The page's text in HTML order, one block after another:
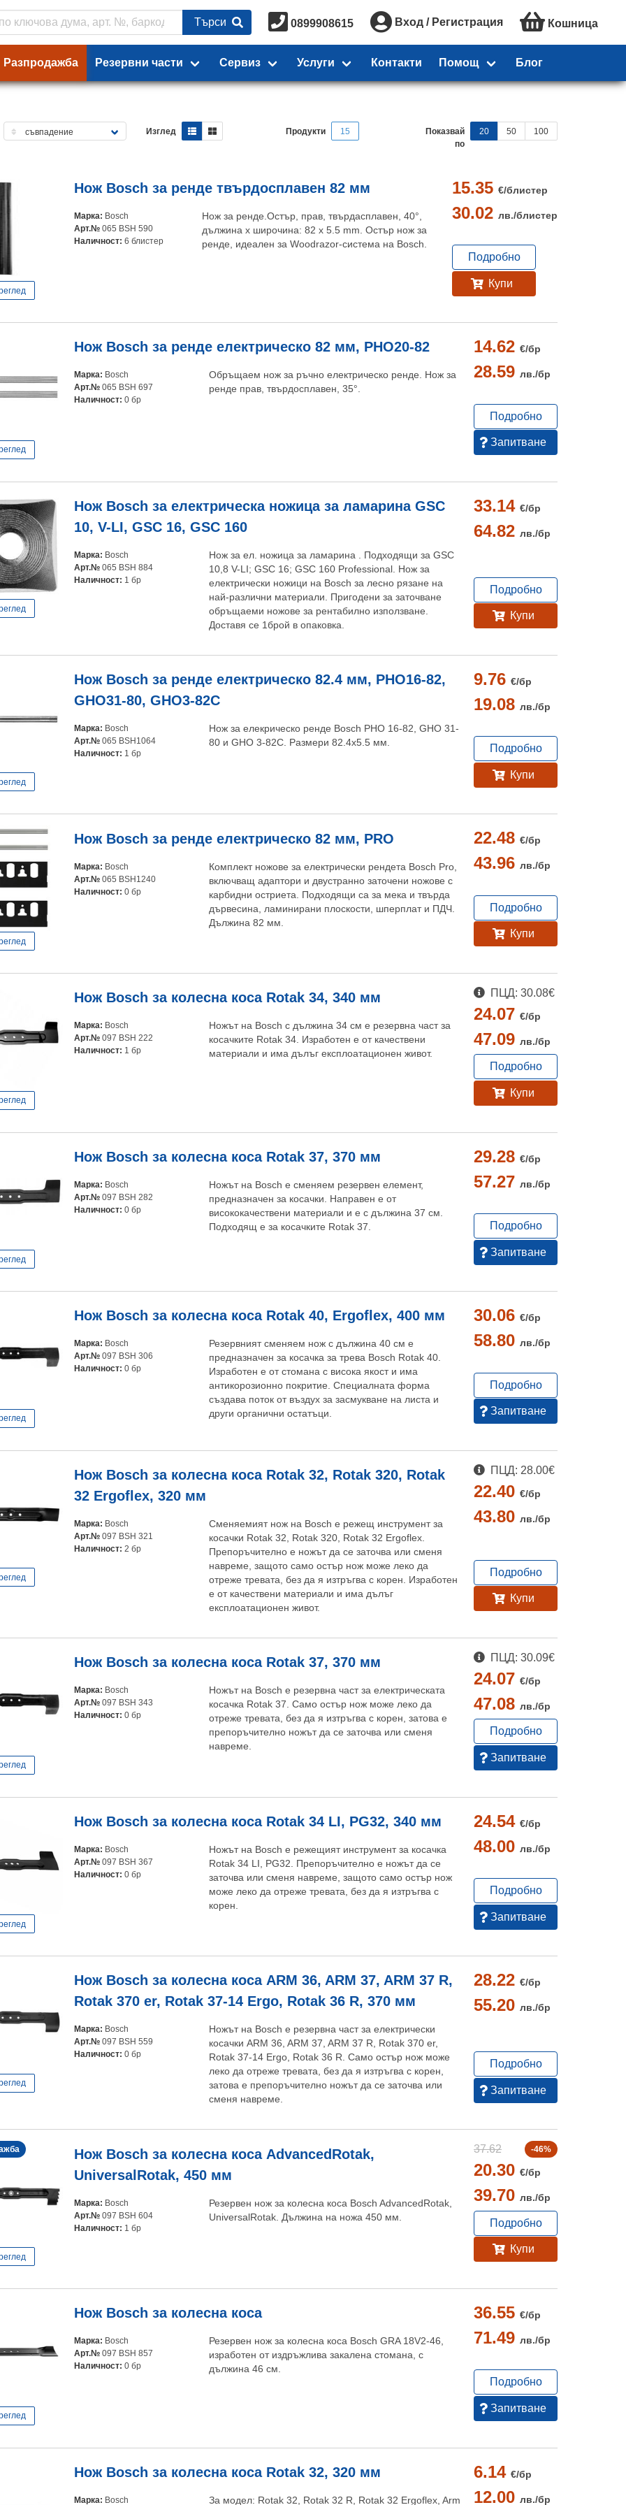
Търси 0899908615 Вход / Регистрация Кошница
Разпродажба Резервни части Сервиз Услуги Контакти Помощ Блог
Изглед Продукти 15
Показвай
по
20 50 100
Нож Bosch за ренде твърдосплавен 82 мм
Марка: Bosch
Арт.№ 065 BSH 590
Наличност: 6 блистер
Нож за ренде.Остър, прав, твърдасплавен, 40°,
дължина x широчина: 82 x 5.5 mm. Остър нож за
ренде, идеален за Woodrazor-система на Bosch.
15.35 €/блистер
30.02 лв./блистер
Подробно
Купи
Нож Bosch за ренде електрическо 82 мм, PHO20-82
Марка: Bosch
Арт.№ 065 BSH 697
Наличност: 0 бр
Обръщаем нож за ръчно електрическо ренде. Нож за
ренде прав, твърдосплавен, 35°.
14.62 €/бр
28.59 лв./бр
Подробно
Запитване
Нож Bosch за електрическа ножица за ламарина GSC
10, V-LI, GSC 16, GSC 160
Марка: Bosch
Арт.№ 065 BSH 884
Наличност: 1 бр
Нож за ел. ножица за ламарина . Подходящи за GSC
10,8 V-LI; GSC 16; GSC 160 Professional. Нож за
електрически ножици на Bosch за лесно рязане на
най-различни материали. Пригодени за заточване
обръщаеми ножове за рентабилно използване.
Доставя се 1брой в опаковка.
33.14 €/бр
64.82 лв./бр
Подробно
Купи
Нож Bosch за ренде електрическо 82.4 мм, PHO16-82,
GHO31-80, GHO3-82C
Марка: Bosch
Арт.№ 065 BSH1064
Наличност: 1 бр
Нож за елекрическо ренде Bosch PHO 16-82, GHO 31-
80 и GHO 3-82C. Размери 82.4х5.5 мм.
9.76 €/бр
19.08 лв./бр
Подробно
Купи
Нож Bosch за ренде електрическо 82 мм, PRO
Марка: Bosch
Арт.№ 065 BSH1240
Наличност: 0 бр
Комплект ножове за електрически рендета Bosch Pro,
включващ адаптори и двустранно заточени ножове с
карбидни остриета. Подходящи са за мека и твърда
дървесина, ламинирани плоскости, шперплат и ПДЧ.
Дължина 82 мм.
22.48 €/бр
43.96 лв./бр
Подробно
Купи
Нож Bosch за колесна коса Rotak 34, 340 мм
Марка: Bosch
Арт.№ 097 BSH 222
Наличност: 1 бр
Ножът на Bosch с дължина 34 см е резервна част за
косачките Rotak 34. Изработен е от качествени
материали и има дълъг експлоатационен живот.
ПЦД: 30.08€
24.07 €/бр
47.09 лв./бр
Подробно
Купи
Нож Bosch за колесна коса Rotak 37, 370 мм
Марка: Bosch
Арт.№ 097 BSH 282
Наличност: 0 бр
Ножът на Bosch е сменяем резервен елемент,
предназначен за косачки. Направен е от
висококачествени материали и е с дължина 37 см.
Подходящ е за косачките Rotak 37.
29.28 €/бр
57.27 лв./бр
Подробно
Запитване
Нож Bosch за колесна коса Rotak 40, Ergoflex, 400 мм
Марка: Bosch
Арт.№ 097 BSH 306
Наличност: 0 бр
Резервният сменяем нож с дължина 40 см е
предназначен за косачка за трева Bosch Rotak 40.
Изработен е от стомана с висока якост и има
антикорозионно покритие. Специалната форма
създава поток от въздух за засмукване на листа и
други органични остатъци.
30.06 €/бр
58.80 лв./бр
Подробно
Запитване
Нож Bosch за колесна коса Rotak 32, Rotak 320, Rotak
32 Ergoflex, 320 мм
Марка: Bosch
Арт.№ 097 BSH 321
Наличност: 2 бр
Сменяемият нож на Bosch е режещ инструмент за
косачки Rotak 32, Rotak 320, Rotak 32 Ergoflex.
Препоръчително е ножът да се заточва или сменя
навреме, защото само остър нож може леко да
отреже тревата, без да я изтръгва с корен. Изработен
е от качествени материали и има дълъг
експлоатационен живот.
ПЦД: 28.00€
22.40 €/бр
43.80 лв./бр
Подробно
Купи
Нож Bosch за колесна коса Rotak 37, 370 мм
Марка: Bosch
Арт.№ 097 BSH 343
Наличност: 0 бр
Ножът на Bosch е резервна част за електрическата
косачка Rotak 37. Само остър нож може леко да
отреже тревата, без да я изтръгва с корен, затова е
препоръчително ножът да се заточва или сменя
навреме.
ПЦД: 30.09€
24.07 €/бр
47.08 лв./бр
Подробно
Запитване
Нож Bosch за колесна коса Rotak 34 LI, PG32, 340 мм
Марка: Bosch
Арт.№ 097 BSH 367
Наличност: 0 бр
Ножът на Bosch е режещият инструмент за косачка
Rotak 34 LI, PG32. Препоръчително е ножът да се
заточва или сменя навреме, защото само остър нож
може леко да отреже тревата, без да я изтръгва с
корен.
24.54 €/бр
48.00 лв./бр
Подробно
Запитване
Нож Bosch за колесна коса ARM 36, ARM 37, ARM 37 R,
Rotak 370 er, Rotak 37-14 Ergo, Rotak 36 R, 370 мм
Марка: Bosch
Арт.№ 097 BSH 559
Наличност: 0 бр
Ножът на Bosch е резервна част за електрически
косачки ARM 36, ARM 37, ARM 37 R, Rotak 370 er,
Rotak 37-14 Ergo, Rotak 36 R. Само остър нож може
леко да отреже тревата, без да я изтръгва с корен,
затова е препоръчително ножът да се заточва или
сменя навреме.
28.22 €/бр
55.20 лв./бр
Подробно
Запитване
Нож Bosch за колесна коса AdvancedRotak,
UniversalRotak, 450 мм
Марка: Bosch
Арт.№ 097 BSH 604
Наличност: 1 бр
Резервен нож за колесна коса Bosch AdvancedRotak,
UniversalRotak. Дължина на ножа 450 мм.
-46%
37.62
20.30 €/бр
39.70 лв./бр
Подробно
Купи
Нож Bosch за колесна коса
Марка: Bosch
Арт.№ 097 BSH 857
Наличност: 0 бр
Резервен нож за колесна коса Bosch GRA 18V2-46,
изработен от издръжлива закалена стомана, с
дължина 46 см.
36.55 €/бр
71.49 лв./бр
Подробно
Запитване
Нож Bosch за колесна коса Rotak 32, 320 мм
Марка: Bosch За модел: Rotak 32, Rotak 32 R, Rotak 32 Ergoflex, Arm
6.14 €/бр
12.00 лв./бр